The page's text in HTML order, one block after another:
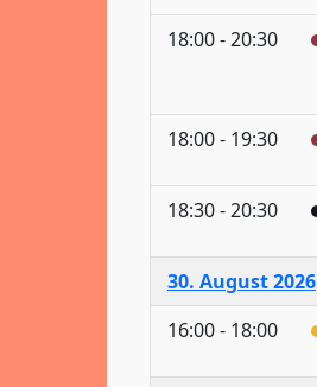
18:00 - 20:30
18:00 - 19:30
18:30 - 20:30
30. August 2026
16:00 - 18:00